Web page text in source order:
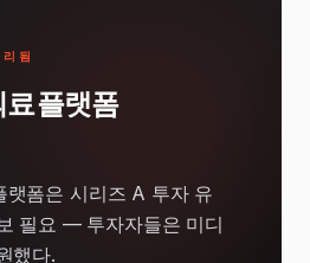
됨
플랫폼
랫폼은 시리즈 A 투자 유
필요 — 투자자들은 미디
했다.